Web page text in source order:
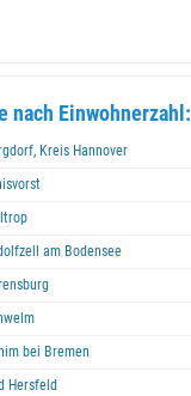
nach Einwohnerzahl:
Kreis Hannover
am Bodensee
bei Bremen
Hersfeld